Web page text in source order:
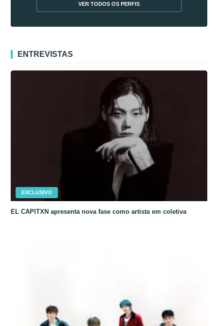
VER TODOS OS PERFIS
ENTREVISTAS
EXCLUSIVO
EL CAPITXN apresenta nova fase como artista em coletiva